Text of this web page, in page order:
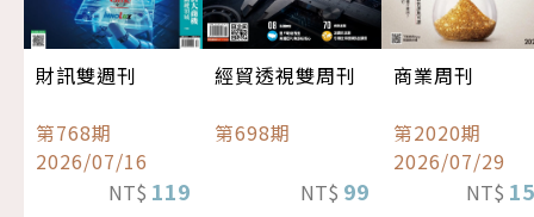
財訊雙週刊
第768期
2026/07/16
NT$ 119
經貿透視雙周刊
第698期
NT$ 99
商業周刊
第2020期
2026/07/29
NT$